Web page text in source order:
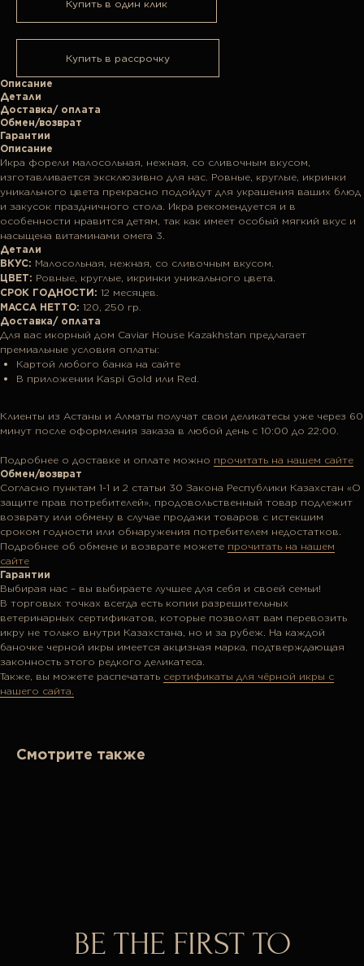
Купить в один клик
Купить в рассрочку
Описание
Детали
Доставка/ оплата
Обмен/возврат
Гарантии
Описание
Икра форели малосольная, нежная, со сливочным вкусом,
изготавливается эксклюзивно для нас. Ровные, круглые, икринки
уникального цвета прекрасно подойдут для украшения ваших блюд
и закусок праздничного стола. Икра рекомендуется и в
особенности нравится детям, так как имеет особый мягкий вкус и
насыщена витаминами омега 3.
Детали
ВКУС: Малосольная, нежная, со сливочным вкусом.
ЦВЕТ: Ровные, круглые, икринки уникального цвета.
СРОК ГОДНОСТИ: 12 месяцев.
МАССА НЕТТО: 120, 250 гр.
Доставка/ оплата
Для вас икорный дом Caviar House Kazakhstan предлагает
премиальные условия оплаты:
Картой любого банка на сайте
В приложении Kaspi Gold или Red.
Клиенты из Астаны и Алматы получат свои деликатесы уже через 60
минут после оформления заказа в любой день с 10:00 до 22:00.
Подробнее о доставке и оплате можно прочитать на нашем сайте
Обмен/возврат
Согласно пунктам 1-1 и 2 статьи 30 Закона Республики Казахстан «О
защите прав потребителей», продовольственный товар подлежит
возврату или обмену в случае продажи товаров с истекшим
сроком годности или обнаружения потребителем недостатков.
Подробнее об обмене и возврате можете прочитать на нашем
сайте
Гарантии
Выбирая нас – вы выбираете лучшее для себя и своей семьи!
В торговых точках всегда есть копии разрешительных
ветеринарных сертификатов, которые позволят вам перевозить
икру не только внутри Казахстана, но и за рубеж. На каждой
баночке черной икры имеется акцизная марка, подтверждающая
законность этого редкого деликатеса.
Также, вы можете распечатать сертификаты для чёрной икры с
нашего сайта.
Смотрите также
BE THE FIRST TO